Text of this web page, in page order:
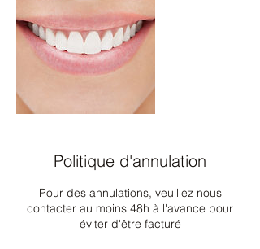
Politique d'annulation
Pour des annulations, veuillez nous
contacter au moins 48h à l'avance pour
éviter d'être facturé